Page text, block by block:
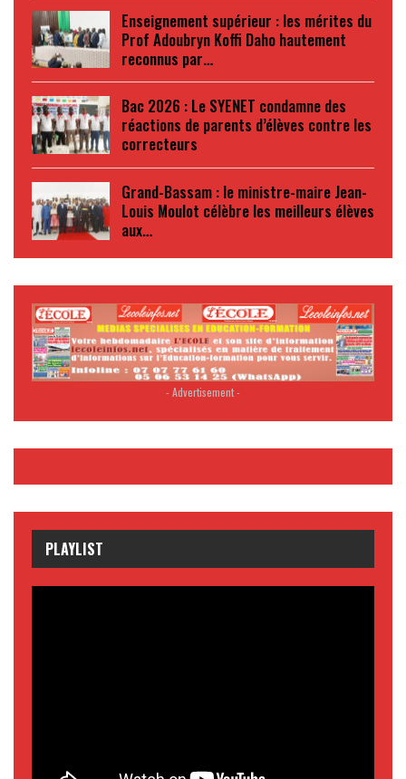
Enseignement supérieur : les mérites du
Prof Adoubryn Koffi Daho hautement
reconnus par…
Bac 2026 : Le SYENET condamne des
réactions de parents d’élèves contre les
correcteurs
Grand-Bassam : le ministre-maire Jean-
Louis Moulot célèbre les meilleurs élèves
aux…
- Advertisement -
PLAYLIST